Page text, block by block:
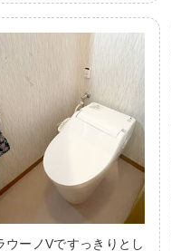
ウーノVですっきりとし